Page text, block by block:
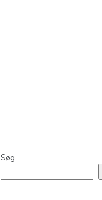
Søg